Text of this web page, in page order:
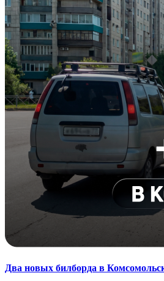
Два новых билборда в